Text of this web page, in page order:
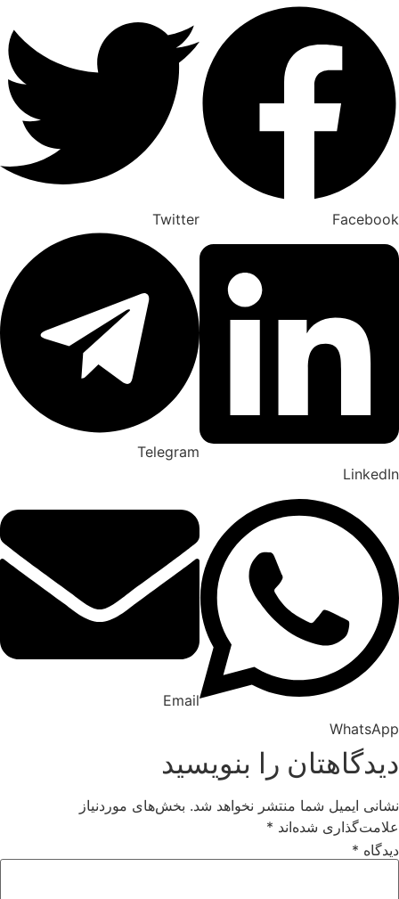
Twitter
Telegram
Email
را بنویسید
ایمیل شما منتشر نخواهد شد. بخش‌های موردنیاز
شده‌اند*
*